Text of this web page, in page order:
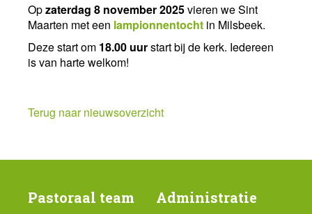
Opzaterdag 8 november 2025vieren we Sint
Maarten met een lampionnentocht in Milsbeek.
Deze start om 18.00 uurstart bij de kerk. Iedereen
is van harte welkom!
Terug naar nieuwsoverzicht
Pastoraal team Administratie